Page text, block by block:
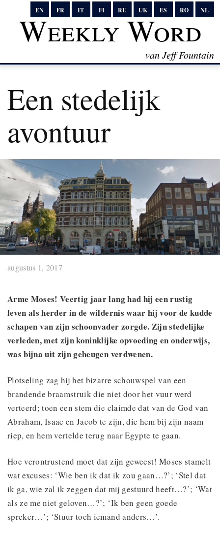
EN FR IT FI RU UK ES RO NL
Weekly Word
van Jeff Fountain
Een stedelijk
avontuur
augustus 1, 2017
Arme Moses! Veertig jaar lang had hij een rustig
leven als herder in de wildernis waar hij voor de kudde
schapen van zijn schoonvader zorgde. Zijn stedelijke
verleden, met zijn koninklijke opvoeding en onderwijs,
was bijna uit zijn geheugen verdwenen.
Plotseling zag hij het bizarre schouwspel van een
brandende braamstruik die niet door het vuur werd
verteerd; toen een stem die claimde dat van de God van
Abraham, Isaac en Jacob te zijn, die hem bij zijn naam
riep, en hem vertelde terug naar Egypte te gaan.
Hoe verontrustend moet dat zijn geweest! Moses stamelt
wat excuses: ‘Wie ben ik dat ik zou gaan…?’; ‘Stel dat
ik ga, wie zal ik zeggen dat mij gestuurd heeft…?’; ‘Wat
als ze me niet geloven…?’; ‘Ik ben geen goede
spreker…’; ‘Stuur toch iemand anders…’.